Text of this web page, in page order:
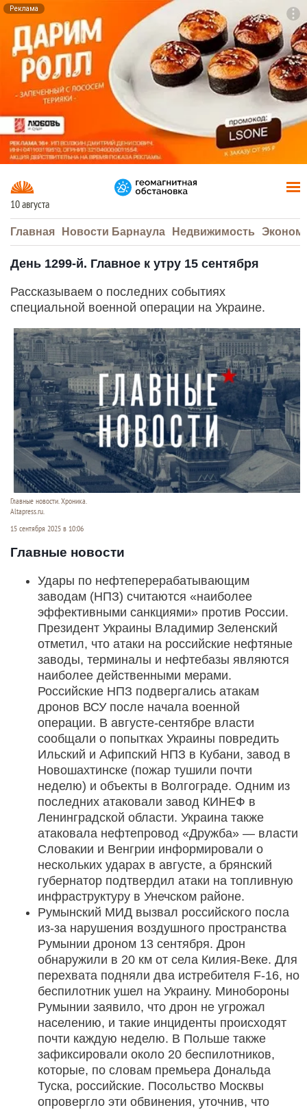
Реклама
10 августа
Главная Новости Барнаула Недвижимость
День 1299-й. Главное к утру 15 сентября
Рассказываем о последних событиях
специальной военной операции на Украине.
Главные новости. Хроника.
Altapress.ru.
15 сентября 2025 в 10:06
Главные новости
Удары по нефтеперерабатывающим
заводам (НПЗ) считаются «наиболее
эффективными санкциями» против России.
Президент Украины Владимир Зеленский
отметил, что атаки на российские нефтяные
заводы, терминалы и нефтебазы являются
наиболее действенными мерами.
Российские НПЗ подвергались атакам
дронов ВСУ после начала военной
операции. В августе-сентябре власти
сообщали о попытках Украины повредить
Ильский и Афипский НПЗ в Кубани, завод в
Новошахтинске (пожар тушили почти
неделю) и объекты в Волгограде. Одним из
последних атаковали завод КИНЕФ в
Ленинградской области. Украина также
атаковала нефтепровод «Дружба» — власти
Словакии и Венгрии информировали о
нескольких ударах в августе, а брянский
губернатор подтвердил атаки на топливную
инфраструктуру в Унечском районе.
Румынский МИД вызвал российского посла
из-за нарушения воздушного пространства
Румынии дроном 13 сентября. Дрон
обнаружили в 20 км от села Килия-Веке. Для
перехвата подняли два истребителя F-16, но
беспилотник ушел на Украину. Минобороны
Румынии заявило, что дрон не угрожал
населению, и такие инциденты происходят
почти каждую неделю. В Польше также
зафиксировали около 20 беспилотников,
которые, по словам премьера Дональда
Туска, российские. Посольство Москвы
опровергло эти обвинения, уточнив, что